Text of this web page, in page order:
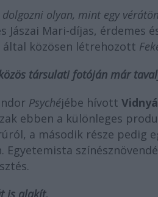
olyan, mint egy
Jászai Mari-díjas, érdemes
által közösen létrehozott
társulati fotóján már
Psychéjébe hívott
ebben a különleges
a második része pedig
Egyetemista
is alakít.